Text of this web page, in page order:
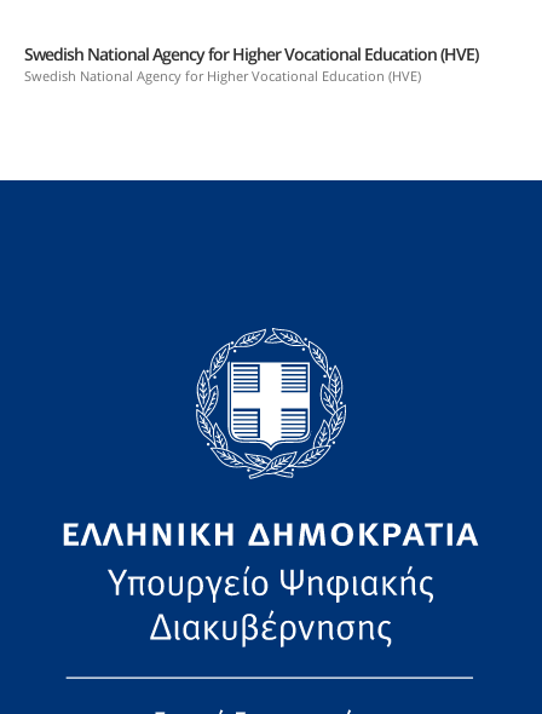
Swedish National Agency for Higher Vocational Education (HVE)
Swedish National Agency for Higher Vocational Education (HVE)